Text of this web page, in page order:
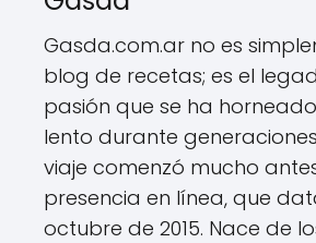
Gasda.com.ar no es
blog de recetas; es el
pasión que se ha
lento durante
viaje comenzó mucho
presencia en línea, que
octubre de 2015. Nace de